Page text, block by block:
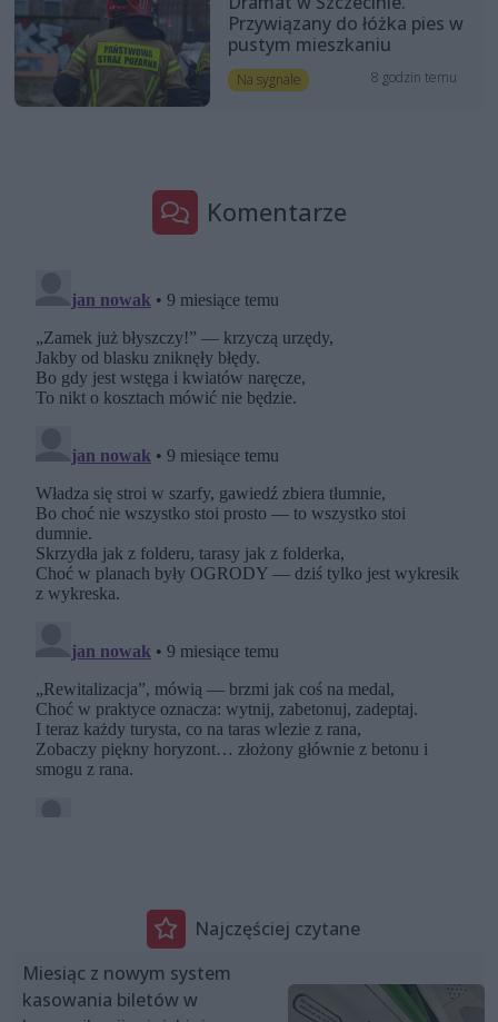
Przywiązany do łóżka pies w
pustym mieszkaniu
Na sygnale 8 godzin temu
Komentarze
Najczęściej czytane
Miesiąc z nowym system
kasowania biletów w